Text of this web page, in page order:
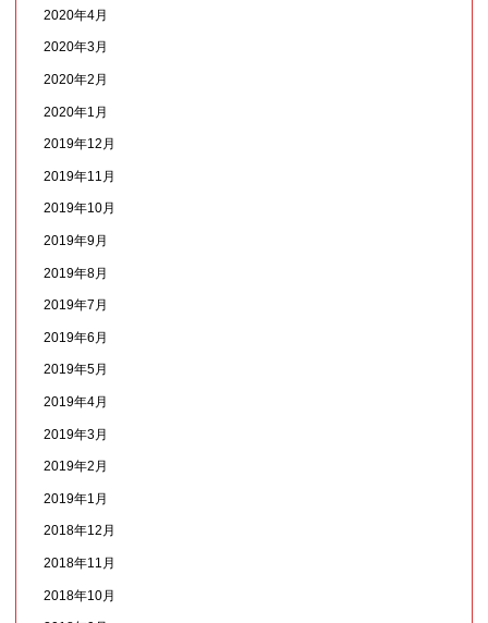
2020年4月
2020年3月
2020年2月
2020年1月
2019年12月
2019年11月
2019年10月
2019年9月
2019年8月
2019年7月
2019年6月
2019年5月
2019年4月
2019年3月
2019年2月
2019年1月
2018年12月
2018年11月
2018年10月